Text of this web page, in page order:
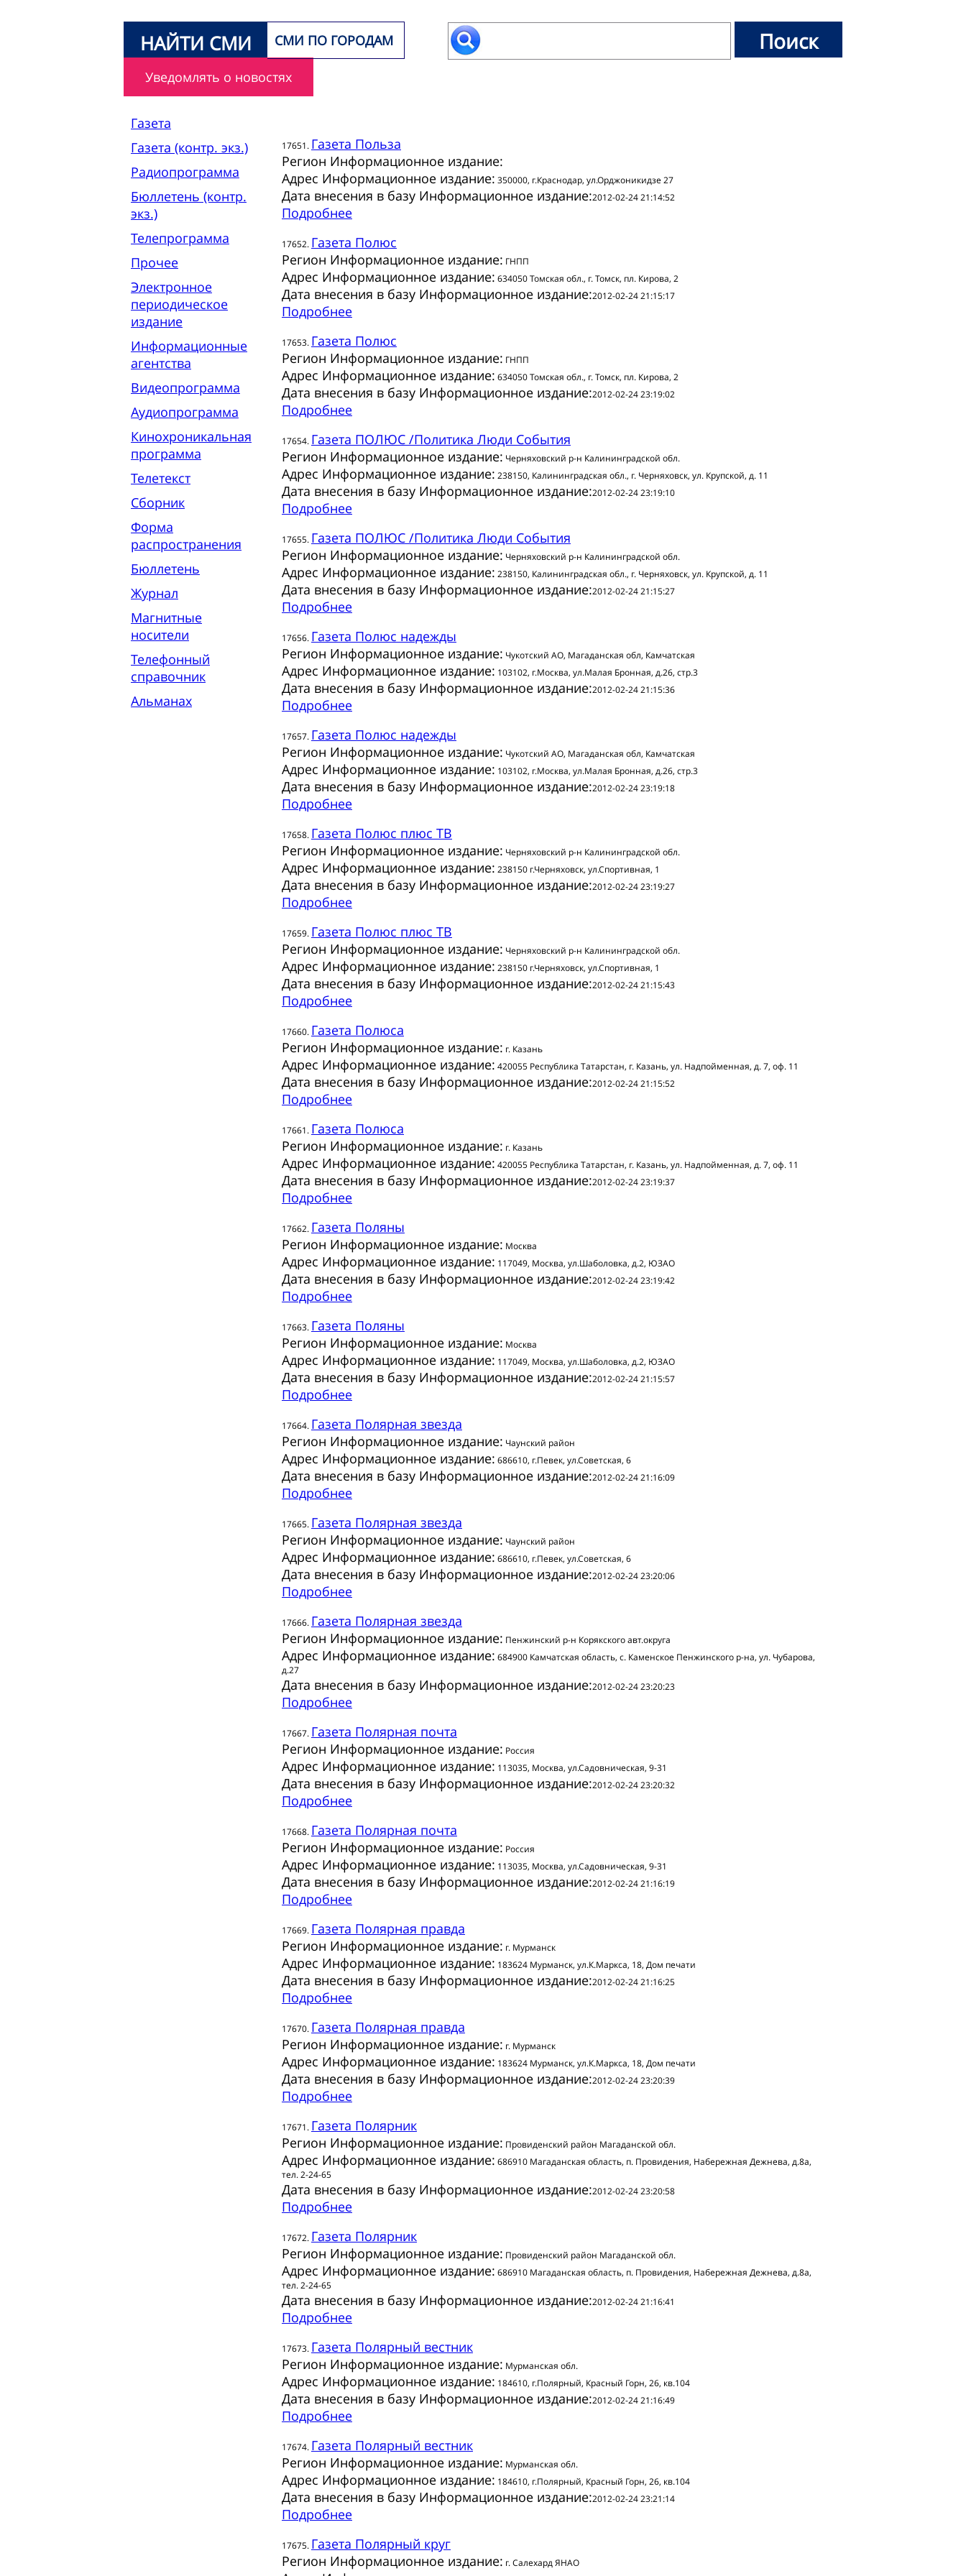
НАЙТИ СМИ СМИ ПО ГОРОДАМ
Уведомлять о новостях
Газета
Газета (контр. экз.)
Радиопрограмма
Бюллетень (контр.
экз.)
Телепрограмма
Прочее
Электронное
периодическое
издание
Информационные
агентства
Видеопрограмма
Аудиопрограмма
Кинохроникальная
программа
Телетекст
Сборник
Форма
распространения
Бюллетень
Журнал
Магнитные
носители
Телефонный
справочник
Альманах
17651. Газета Польза
Регион Информационное издание:
Адрес Информационное издание: 350000, г.Краснодар, ул.Орджоникидзе 27
Дата внесения в базу Информационное издание:2012-02-24 21:14:52
Подробнее
17652. Газета Полюс
Регион Информационное издание: ГНПП
Адрес Информационное издание: 634050 Томская обл., г. Томск, пл. Кирова, 2
Дата внесения в базу Информационное издание:2012-02-24 21:15:17
Подробнее
17653. Газета Полюс
Регион Информационное издание: ГНПП
Адрес Информационное издание: 634050 Томская обл., г. Томск, пл. Кирова, 2
Дата внесения в базу Информационное издание:2012-02-24 23:19:02
Подробнее
17654. Газета ПОЛЮС /Политика Люди События
Регион Информационное издание: Черняховский р-н Калининградской обл.
Адрес Информационное издание: 238150, Калининградская обл., г. Черняховск, ул. Крупской, д. 11
Дата внесения в базу Информационное издание:2012-02-24 23:19:10
Подробнее
17655. Газета ПОЛЮС /Политика Люди События
Регион Информационное издание: Черняховский р-н Калининградской обл.
Адрес Информационное издание: 238150, Калининградская обл., г. Черняховск, ул. Крупской, д. 11
Дата внесения в базу Информационное издание:2012-02-24 21:15:27
Подробнее
17656. Газета Полюс надежды
Регион Информационное издание: Чукотский АО, Магаданская обл, Камчатская
Адрес Информационное издание: 103102, г.Москва, ул.Малая Бронная, д.26, стр.3
Дата внесения в базу Информационное издание:2012-02-24 21:15:36
Подробнее
17657. Газета Полюс надежды
Регион Информационное издание: Чукотский АО, Магаданская обл, Камчатская
Адрес Информационное издание: 103102, г.Москва, ул.Малая Бронная, д.26, стр.3
Дата внесения в базу Информационное издание:2012-02-24 23:19:18
Подробнее
17658. Газета Полюс плюс ТВ
Регион Информационное издание: Черняховский р-н Калининградской обл.
Адрес Информационное издание: 238150 г.Черняховск, ул.Спортивная, 1
Дата внесения в базу Информационное издание:2012-02-24 23:19:27
Подробнее
17659. Газета Полюс плюс ТВ
Регион Информационное издание: Черняховский р-н Калининградской обл.
Адрес Информационное издание: 238150 г.Черняховск, ул.Спортивная, 1
Дата внесения в базу Информационное издание:2012-02-24 21:15:43
Подробнее
17660. Газета Полюса
Регион Информационное издание: г. Казань
Адрес Информационное издание: 420055 Республика Татарстан, г. Казань, ул. Надпойменная, д. 7, оф. 11
Дата внесения в базу Информационное издание:2012-02-24 21:15:52
Подробнее
17661. Газета Полюса
Регион Информационное издание: г. Казань
Адрес Информационное издание: 420055 Республика Татарстан, г. Казань, ул. Надпойменная, д. 7, оф. 11
Дата внесения в базу Информационное издание:2012-02-24 23:19:37
Подробнее
17662. Газета Поляны
Регион Информационное издание: Москва
Адрес Информационное издание: 117049, Москва, ул.Шаболовка, д.2, ЮЗАО
Дата внесения в базу Информационное издание:2012-02-24 23:19:42
Подробнее
17663. Газета Поляны
Регион Информационное издание: Москва
Адрес Информационное издание: 117049, Москва, ул.Шаболовка, д.2, ЮЗАО
Дата внесения в базу Информационное издание:2012-02-24 21:15:57
Подробнее
17664. Газета Полярная звезда
Регион Информационное издание: Чаунский район
Адрес Информационное издание: 686610, г.Певек, ул.Советская, 6
Дата внесения в базу Информационное издание:2012-02-24 21:16:09
Подробнее
17665. Газета Полярная звезда
Регион Информационное издание: Чаунский район
Адрес Информационное издание: 686610, г.Певек, ул.Советская, 6
Дата внесения в базу Информационное издание:2012-02-24 23:20:06
Подробнее
17666. Газета Полярная звезда
Регион Информационное издание: Пенжинский р-н Корякского авт.округа
Адрес Информационное издание: 684900 Камчатская область, с. Каменское Пенжинского р-на, ул. Чубарова,
д.27
Дата внесения в базу Информационное издание:2012-02-24 23:20:23
Подробнее
17667. Газета Полярная почта
Регион Информационное издание: Россия
Адрес Информационное издание: 113035, Москва, ул.Садовническая, 9-31
Дата внесения в базу Информационное издание:2012-02-24 23:20:32
Подробнее
17668. Газета Полярная почта
Регион Информационное издание: Россия
Адрес Информационное издание: 113035, Москва, ул.Садовническая, 9-31
Дата внесения в базу Информационное издание:2012-02-24 21:16:19
Подробнее
17669. Газета Полярная правда
Регион Информационное издание: г. Мурманск
Адрес Информационное издание: 183624 Мурманск, ул.К.Маркса, 18, Дом печати
Дата внесения в базу Информационное издание:2012-02-24 21:16:25
Подробнее
17670. Газета Полярная правда
Регион Информационное издание: г. Мурманск
Адрес Информационное издание: 183624 Мурманск, ул.К.Маркса, 18, Дом печати
Дата внесения в базу Информационное издание:2012-02-24 23:20:39
Подробнее
17671. Газета Полярник
Регион Информационное издание: Провиденский район Магаданской обл.
Адрес Информационное издание: 686910 Магаданская область, п. Провидения, Набережная Дежнева, д.8а,
тел. 2-24-65
Дата внесения в базу Информационное издание:2012-02-24 23:20:58
Подробнее
17672. Газета Полярник
Регион Информационное издание: Провиденский район Магаданской обл.
Адрес Информационное издание: 686910 Магаданская область, п. Провидения, Набережная Дежнева, д.8а,
тел. 2-24-65
Дата внесения в базу Информационное издание:2012-02-24 21:16:41
Подробнее
17673. Газета Полярный вестник
Регион Информационное издание: Мурманская обл.
Адрес Информационное издание: 184610, г.Полярный, Красный Горн, 26, кв.104
Дата внесения в базу Информационное издание:2012-02-24 21:16:49
Подробнее
17674. Газета Полярный вестник
Регион Информационное издание: Мурманская обл.
Адрес Информационное издание: 184610, г.Полярный, Красный Горн, 26, кв.104
Дата внесения в базу Информационное издание:2012-02-24 23:21:14
Подробнее
17675. Газета Полярный круг
Регион Информационное издание: г. Салехард ЯНАО